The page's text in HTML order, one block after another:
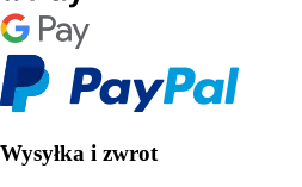
Wysyłka i zwrot